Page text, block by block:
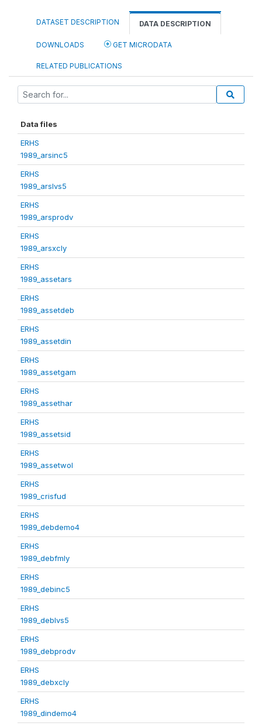
DATASET DESCRIPTION DATA DESCRIPTION
DOWNLOADS GET MICRODATA
RELATED PUBLICATIONS
Data files
ERHS
1989_arsinc5
ERHS
1989_arslvs5
ERHS
1989_arsprodv
ERHS
1989_arsxcly
ERHS
1989_assetars
ERHS
1989_assetdeb
ERHS
1989_assetdin
ERHS
1989_assetgam
ERHS
1989_assethar
ERHS
1989_assetsid
ERHS
1989_assetwol
ERHS
1989_crisfud
ERHS
1989_debdemo4
ERHS
1989_debfmly
ERHS
1989_debinc5
ERHS
1989_deblvs5
ERHS
1989_debprodv
ERHS
1989_debxcly
ERHS
1989_dindemo4